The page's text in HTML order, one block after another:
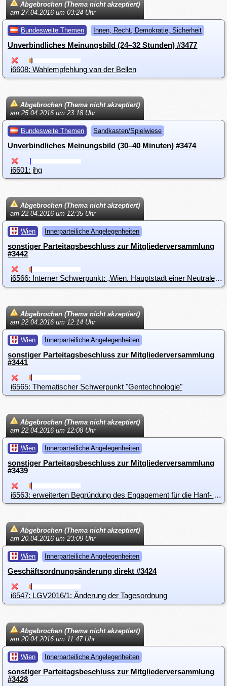
Abgebrochen (Thema nicht akzeptiert)
am 27.04.2016 um 03:24 Uhr
Bundesweite Themen Innen, Recht, Demokratie, Sicherheit
Unverbindliches Meinungsbild (24–32 Stunden) #3477
i6608: Wahlempfehlung van der Bellen
Abgebrochen (Thema nicht akzeptiert)
am 25.04.2016 um 23:18 Uhr
Bundesweite Themen Sandkasten/Spielwiese
Unverbindliches Meinungsbild (30–40 Minuten) #3474
i6601: jhg
Abgebrochen (Thema nicht akzeptiert)
am 22.04.2016 um 12:35 Uhr
Wien Innerparteiliche Angelegenheiten
sonstiger Parteitagsbeschluss zur Mitgliederversammlung
#3442
i6566: Interner Schwerpunkt: „Wien. Hauptstadt einer Neutralen Republik“
Abgebrochen (Thema nicht akzeptiert)
am 22.04.2016 um 12:14 Uhr
Wien Innerparteiliche Angelegenheiten
sonstiger Parteitagsbeschluss zur Mitgliederversammlung
#3441
i6565: Thematischer Schwerpunkt "Gentechnologie"
Abgebrochen (Thema nicht akzeptiert)
am 22.04.2016 um 12:08 Uhr
Wien Innerparteiliche Angelegenheiten
sonstiger Parteitagsbeschluss zur Mitgliederversammlung
#3439
i6563: erweiterten Begründung des Engagement für die Hanf- und Cannabislegalisierung
Abgebrochen (Thema nicht akzeptiert)
am 20.04.2016 um 23:09 Uhr
Wien Innerparteiliche Angelegenheiten
Geschäftsordnungsänderung direkt #3424
i6547: LGV2016/1: Änderung der Tagesordnung
Abgebrochen (Thema nicht akzeptiert)
am 20.04.2016 um 11:47 Uhr
Wien Innerparteiliche Angelegenheiten
sonstiger Parteitagsbeschluss zur Mitgliederversammlung
#3428